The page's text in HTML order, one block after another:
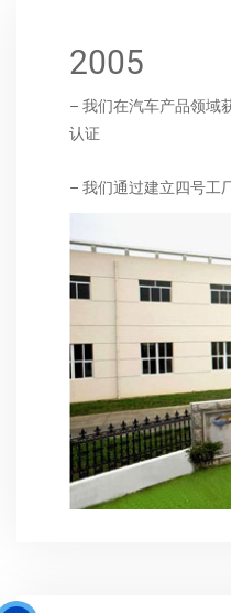
2005
– 我们在汽车产品领域
认证
– 我们通过建立四号工